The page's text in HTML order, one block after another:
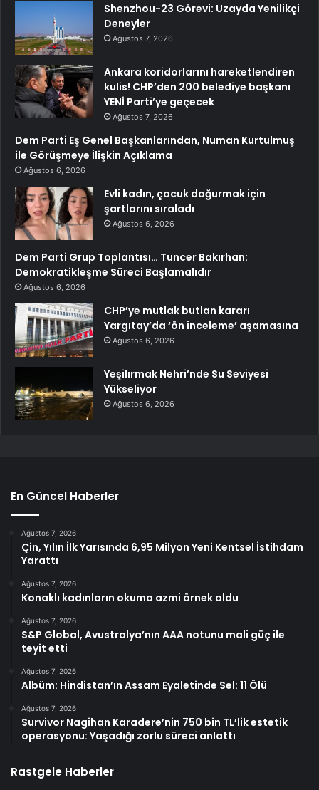
Shenzhou-23 Görevi: Uzayda Yenilikçi
Deneyler
Ağustos 7, 2026
Ankara koridorlarını hareketlendiren
kulis! CHP’den 200 belediye başkanı
YENİ Parti’ye geçecek
Ağustos 7, 2026
Dem Parti Eş Genel Başkanlarından, Numan Kurtulmuş
ile Görüşmeye İlişkin Açıklama
Ağustos 6, 2026
Evli kadın, çocuk doğurmak için
şartlarını sıraladı
Ağustos 6, 2026
Dem Parti Grup Toplantısı… Tuncer Bakırhan:
Demokratikleşme Süreci Başlamalıdır
Ağustos 6, 2026
CHP’ye mutlak butlan kararı
Yargıtay’da ‘ön inceleme’ aşamasına
Ağustos 6, 2026
Yeşilırmak Nehri’nde Su Seviyesi
Yükseliyor
Ağustos 6, 2026
En Güncel Haberler
Ağustos 7, 2026
Çin, Yılın İlk Yarısında 6,95 Milyon Yeni Kentsel İstihdam
Yarattı
Ağustos 7, 2026
Konaklı kadınların okuma azmi örnek oldu
Ağustos 7, 2026
S&P Global, Avustralya’nın AAA notunu mali güç ile
teyit etti
Ağustos 7, 2026
Albüm: Hindistan’ın Assam Eyaletinde Sel: 11 Ölü
Ağustos 7, 2026
Survivor Nagihan Karadere’nin 750 bin TL’lik estetik
operasyonu: Yaşadığı zorlu süreci anlattı
Rastgele Haberler